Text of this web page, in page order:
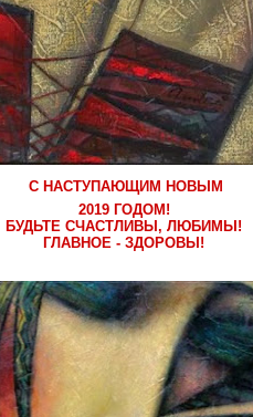
С НАСТУПАЮЩИМ НОВЫМ
2019 ГОДОМ!
БУДЬТЕ СЧАСТЛИВЫ, ЛЮБИМЫ!
ГЛАВНОЕ - ЗДОРОВЫ!